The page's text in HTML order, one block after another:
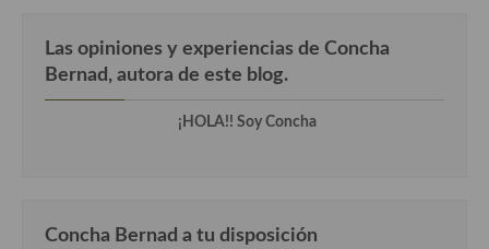
Las opiniones y experiencias de Concha
Bernad, autora de este blog.
¡HOLA!! Soy Concha
Concha Bernad a tu disposición